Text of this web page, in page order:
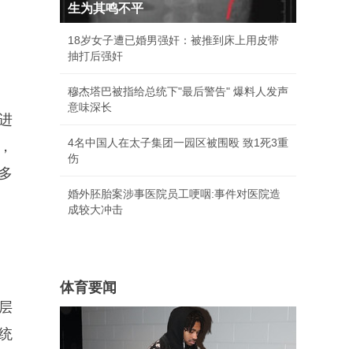
生为其鸣不平
18岁女子遭已婚男强奸：被推到床上用皮带
抽打后强奸
穆杰塔巴被指给总统下"最后警告" 爆料人发声
意味深长
4名中国人在太子集团一园区被围殴 致1死3重
伤
婚外胚胎案涉事医院员工哽咽:事件对医院造
成较大冲击
体育要闻